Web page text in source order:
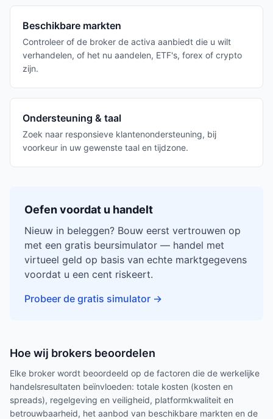
Beschikbare markten
Controleer of de broker de activa aanbiedt die u wilt
verhandelen, of het nu aandelen, ETF's, forex of crypto
zijn.
Ondersteuning & taal
Zoek naar responsieve klantenondersteuning, bij
voorkeur in uw gewenste taal en tijdzone.
Oefen voordat u handelt
Nieuw in beleggen? Bouw eerst vertrouwen op
met een gratis beursimulator — handel met
virtueel geld op basis van echte marktgegevens
voordat u een cent riskeert.
Probeer de gratis simulator →
Hoe wij brokers beoordelen
Elke broker wordt beoordeeld op de factoren die de werkelijke
handelsresultaten beïnvloeden: totale kosten (kosten en
spreads), regelgeving en veiligheid, platformkwaliteit en
betrouwbaarheid, het aanbod van beschikbare markten en de